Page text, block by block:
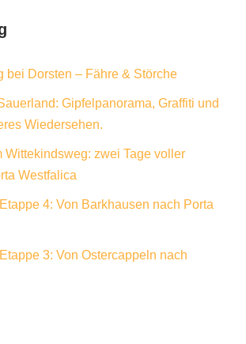
bei Dorsten – Fähre & Störche
Gipfelpanorama, Graffiti und
Wiedersehen.
Wittekindsweg: zwei Tage voller
Westfalica
4: Von Barkhausen nach Porta
3: Von Ostercappeln nach